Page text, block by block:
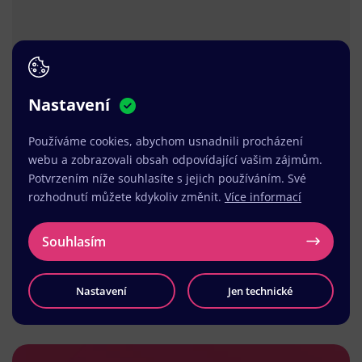
Načíst další
Nastavení
Používáme cookies, abychom usnadnili procházení
webu a zobrazovali obsah odpovídající vašim zájmům.
Potvrzením níže souhlasíte s jejich používáním. Své
rozhodnutí můžete kdykoliv změnit. Více informací
Souhlasím
Nastavení Jen technické